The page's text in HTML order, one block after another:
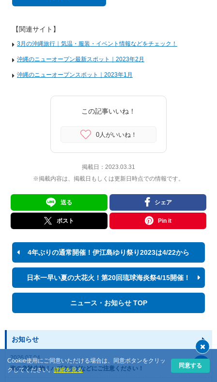
【関連サイト】
3月の沖縄旅行｜気温・服装・イベント情報などをチェック！
沖縄のニューオープン最新スポット｜2023年2月
沖縄のニューオープンスポット｜2023年1月
この記事いいね！
0人がいいね！
掲載日： 2023.03.31
※掲載内容は、掲載日もしくは更新日時点での情報です。
送る シェア
ポスト Pin it
4年ぶりの通常開催！伊江島ゆり祭り2023は4/22から
日本一早い夏の大花火！第20回琉球海炎祭4/15開催！
ニュース・お知らせ TOP
お知らせ
2026.07.04
海の危険生物！ハブクラゲなどにご注意ください！
Cookie使用にご同意いただける場合は、同意ボタンをクリッ
クしてください。詳細を見る
同意する